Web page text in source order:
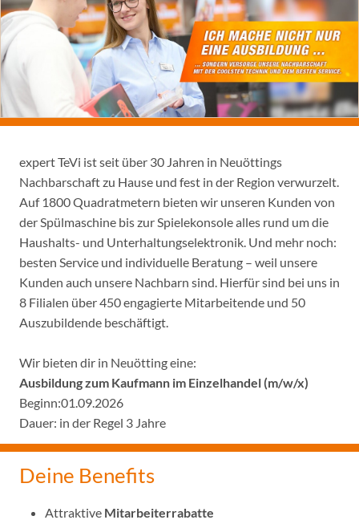
expert TeVi ist seit über 30 Jahren in Neuöttings
Nachbarschaft zu Hause und fest in der Region verwurzelt.
Auf 1800 Quadratmetern bieten wir unseren Kunden von
der Spülmaschine bis zur Spielekonsole alles rund um die
Haushalts- und Unterhaltungselektronik. Und mehr noch:
besten Service und individuelle Beratung – weil unsere
Kunden auch unsere Nachbarn sind. Hierfür sind bei uns in
8 Filialen über 450 engagierte Mitarbeitende und 50
Auszubildende beschäftigt.
Wir bieten dir in Neuötting eine:
Ausbildung zum Kaufmann im Einzelhandel (m/w/x)
Beginn:01.09.2026
Dauer: in der Regel 3 Jahre
Deine Benefits
Attraktive Mitarbeiterrabatte